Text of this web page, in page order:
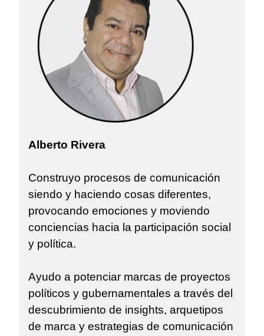
Alberto Rivera
Construyo procesos de comunicación
siendo y haciendo cosas diferentes,
provocando emociones y moviendo
conciencias hacia la participación social
y política.
Ayudo a potenciar marcas de proyectos
políticos y gubernamentales a través del
descubrimiento de insights, arquetipos
de marca y estrategias de comunicación